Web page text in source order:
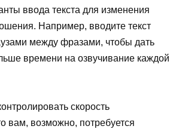
ввода текста для изменения
Например, вводите текст
между фразами, чтобы дать
времени на озвучивание каждой
скорость
вам, возможно, потребуется